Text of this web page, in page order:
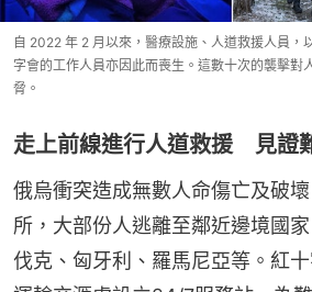
自 2022 年 2 月以來，醫療設施、人道救援人員，
字會的工作人員亦因此而喪生。這數十次的襲擊對
脅。
走上前線進行人道救援 見證
俄烏衝突造成無數人命傷亡及破
所，大部份人逃離至鄰近邊境國
伐克、匈牙利、羅馬尼亞等。紅